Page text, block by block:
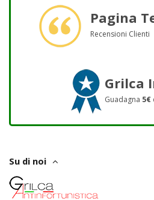
Pagina
Recensioni Clienti
Grilca
Guadagna 5€
Su di noi